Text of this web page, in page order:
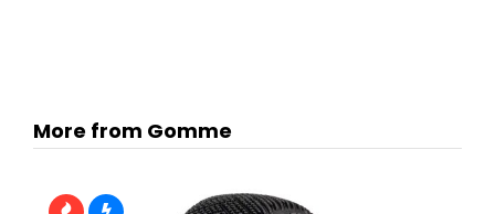
More from Gomme